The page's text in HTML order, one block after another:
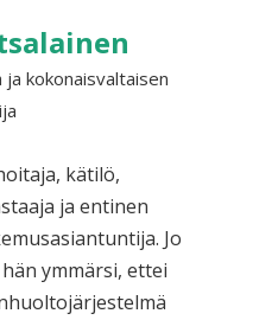
kokonaisvaltaisen
kätilö,
ja entinen
Jo
ymmärsi, ettei